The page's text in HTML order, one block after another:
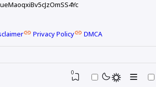
Privacy Policy DMCA
0